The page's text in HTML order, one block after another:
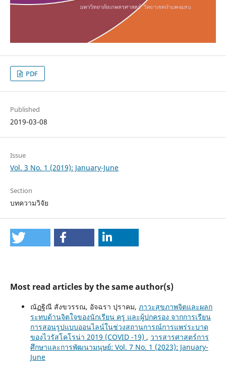
PDF
Published
2019-03-08
Issue
Vol. 3 No. 1 (2019): January-June
Section
บทความวิจัย
Most read articles by the same author(s)
ณัฏฐิณี สังขวรรณ, อัจฉรา ปุราคม, ภาวะสุขภาพจิตและผลก
ระทบด้านจิตใจของนักเรียน ครู และผู้ปกครอง จากการเรียน
การสอนรูปแบบออนไลน์ในช่วงสถานการณ์การแพร่ระบาด
ของไวรัสโคโรน่า 2019 (COVID -19) , วารสารศาสตร์การ
ศึกษาและการพัฒนามนุษย์: Vol. 7 No. 1 (2023): January-
June